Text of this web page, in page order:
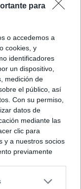
para
o accedemos a
cookies, y
identificadores
un dispositivo,
medición de
el público, así
Con su permiso,
datos de
mediante las
clic para
y a nuestros socios
previamente
que algún